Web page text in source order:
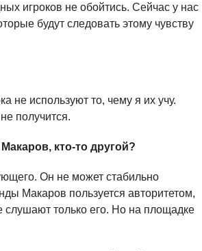
игроков не обойтись. Сейчас у нас
будут следовать этому чувству
не используют то, чему я их учу.
получится.
кто-то другой?
Он не может стабильно
Макаров пользуется авторитетом,
слушают только его. Но на площадке